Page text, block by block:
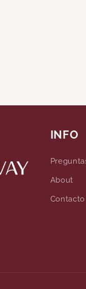
INFO
About
Contacto